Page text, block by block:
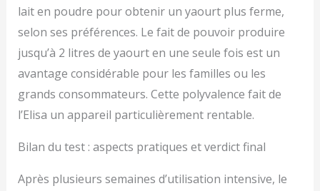
lait en poudre pour obtenir un yaourt plus ferme,
selon ses préférences. Le fait de pouvoir produire
jusqu’à 2 litres de yaourt en une seule fois est un
avantage considérable pour les familles ou les
grands consommateurs. Cette polyvalence fait de
l’Elisa un appareil particulièrement rentable.
Bilan du test : aspects pratiques et verdict final
Après plusieurs semaines d’utilisation intensive, le